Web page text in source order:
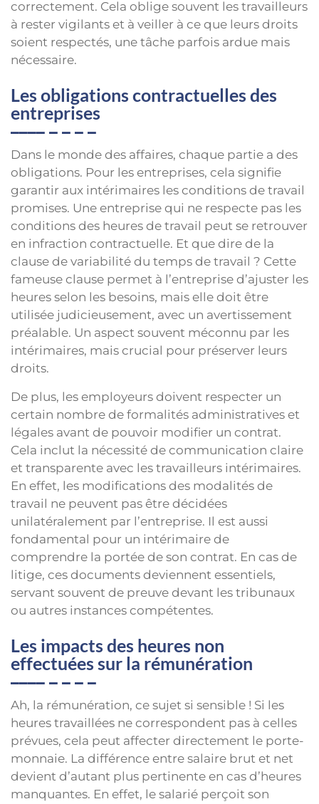
correctement. Cela oblige souvent les travailleurs
à rester vigilants et à veiller à ce que leurs droits
soient respectés, une tâche parfois ardue mais
nécessaire.
Les obligations contractuelles des
entreprises
Dans le monde des affaires, chaque partie a des
obligations. Pour les entreprises, cela signifie
garantir aux intérimaires les conditions de travail
promises. Une entreprise qui ne respecte pas les
conditions des heures de travail peut se retrouver
en infraction contractuelle. Et que dire de la
clause de variabilité du temps de travail ? Cette
fameuse clause permet à l’entreprise d’ajuster les
heures selon les besoins, mais elle doit être
utilisée judicieusement, avec un avertissement
préalable. Un aspect souvent méconnu par les
intérimaires, mais crucial pour préserver leurs
droits.
De plus, les employeurs doivent respecter un
certain nombre de formalités administratives et
légales avant de pouvoir modifier un contrat.
Cela inclut la nécessité de communication claire
et transparente avec les travailleurs intérimaires.
En effet, les modifications des modalités de
travail ne peuvent pas être décidées
unilatéralement par l’entreprise. Il est aussi
fondamental pour un intérimaire de
comprendre la portée de son contrat. En cas de
litige, ces documents deviennent essentiels,
servant souvent de preuve devant les tribunaux
ou autres instances compétentes.
Les impacts des heures non
effectuées sur la rémunération
Ah, la rémunération, ce sujet si sensible ! Si les
heures travaillées ne correspondent pas à celles
prévues, cela peut affecter directement le porte-
monnaie. La différence entre salaire brut et net
devient d’autant plus pertinente en cas d’heures
manquantes. En effet, le salarié perçoit son